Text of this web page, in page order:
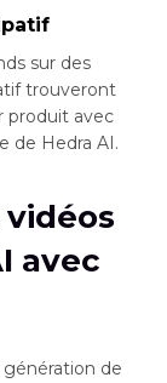
sur des
trouveront
produit avec
de Hedra AI.
avec
de